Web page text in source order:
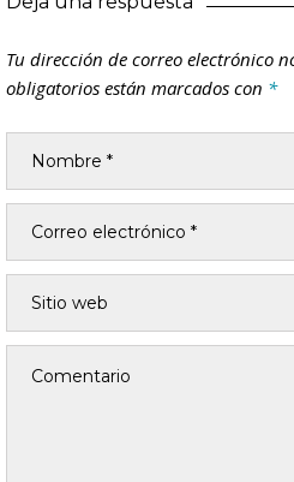
Tu dirección de correo electrónico
obligatorios están marcados con *